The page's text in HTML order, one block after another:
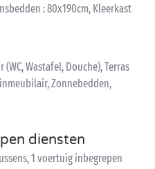
: 80x190cm, Kleerkast
Wastafel, Douche), Terras
Zonnebedden,
diensten
1 voertuig inbegrepen